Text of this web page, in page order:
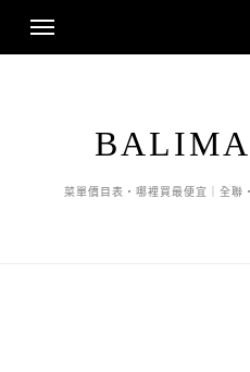
菜單價目表・哪裡買最便宜｜全聯